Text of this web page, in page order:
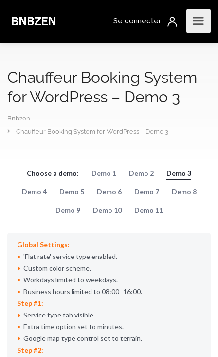
Chauffeur Booking System
for WordPress – Demo 3
Bnbzen
Chauffeur Booking System for WordPress – Demo 3
Choose a demo: Demo 1 Demo 2 Demo 3
Demo 4 Demo 5 Demo 6 Demo 7 Demo 8
Demo 9 Demo 10 Demo 11
Global Settings:
Flat rate service type enabled.
Custom color scheme.
Workdays limited to weekdays.
Business hours limited to 08:00–16:00.
Step #1:
Service type tab visible.
Extra time option set to minutes.
Google map type control set to terrain.
Step #2: